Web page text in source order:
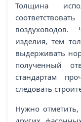
Толщина
изделия, тем
выдерживать
полученный
стандартам
следовать
Нужно